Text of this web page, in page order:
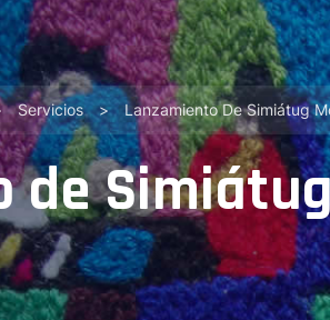
Servicios > Lanzamiento De Simiátug
de